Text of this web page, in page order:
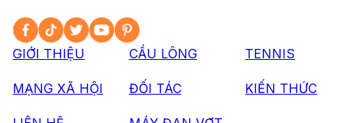
GIỚI THIỆU CẦU LÔNG TENNIS
MẠNG XÃ HỘI ĐỐI TÁC KIẾN THỨC